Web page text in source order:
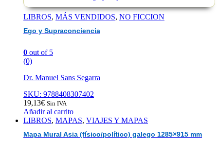
LIBROS, MÁS VENDIDOS, NO FICCION
Ego y Supraconciencia
0 out of 5
(0)
Dr. Manuel Sans Segarra
SKU: 9788408307402
19,13€ Sin IVA
Añadir al carrito
LIBROS, MAPAS, VIAJES Y MAPAS
Mapa Mural Asia (físico/político) galego 1285×915 mm